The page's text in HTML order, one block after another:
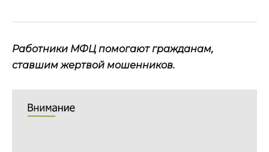
Работники МФЦ помогают гражданам,
ставшим жертвой мошенников.